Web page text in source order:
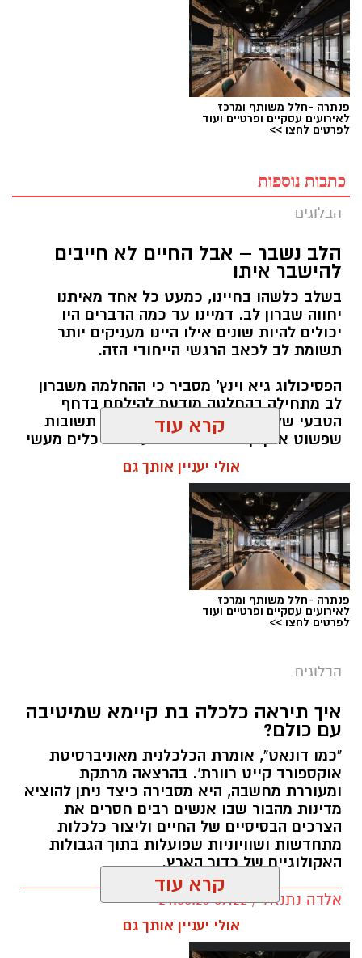
פנתרה -חלל משותף ומרכז
לאירועים עסקיים ופרטיים ועוד
לפרטים לחצו >>
כתבות נוספות
הבלוגים
הלב נשבר – אבל החיים לא חייבים
להישבר איתו
בשלב כלשהו בחיינו, כמעט כל אחד מאיתנו
יחווה שברון לב. דמיינו עד כמה הדברים היו
יכולים להיות שונים אילו היינו מעניקים יותר
תשומת לב לכאב הרגשי הייחודי הזה.
הפסיכולוג גיא וינץ' מסביר כי ההחלמה משברון
לב מתחילה בהחלטה מודעת להילחם בדחף
הטבעי שלנו לייפות את העבר ולחפש תשובות
שפשוט אינן קיימות. הוא מציע ארגז כלים מעשי
שיעזור לנו, בהדרגה, להשתחרר מהכאב ולהמשיך
הלב שלנו אולי נשבר לפעמים, אבל אנחנו לא
חייבים להישבר יחד איתו.
מערכת האתר / 09:04 23.07.26
תגים:טד
קרא עוד
אולי יעניין אותך גם
פנתרה -חלל משותף ומרכז
לאירועים עסקיים ופרטיים ועוד
לפרטים לחצו >>
הבלוגים
איך תיראה כלכלה בת קיימא שמיטיבה
עם כולם?
"כמו דונאט", אומרת הכלכלנית מאוניברסיטת
אוקספורד קייט רוורת'. בהרצאה מרתקת
ומעוררת מחשבה, היא מסבירה כיצד ניתן להוציא
מדינות מהבור שבו אנשים רבים חסרים את
הצרכים הבסיסיים של החיים וליצור כלכלות
מתחדשות ושוויוניות שפועלות בתוך הגבולות
האקולוגיים של כדור הארץ.
אלדה נתנאל / 09:22 24.05.26
קרא עוד
אולי יעניין אותך גם